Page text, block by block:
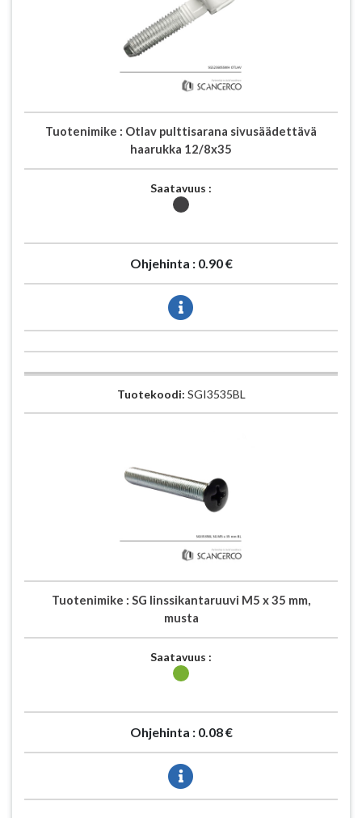
Tuotenimike : Otlav pulttisarana sivusäädettävä
haarukka 12/8x35
Saatavuus :
Ohjehinta : 0.90 €
Tuotekoodi: SGI3535BL
Tuotenimike : SG linssikantaruuvi M5 x 35 mm,
musta
Saatavuus :
Ohjehinta : 0.08 €